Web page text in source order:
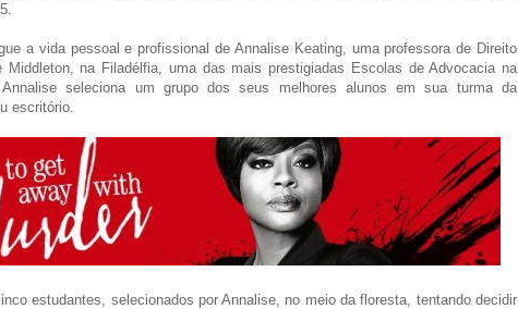
a vida pessoal e profissional de Annalise Keating, uma professora de Direito
Middleton, na Filadélfia, uma das mais prestigiadas Escolas de Advocacia na
seleciona um grupo dos seus melhores alunos em sua turma da
escritório.
estudantes, selecionados por Annalise, no meio da floresta, tentando decidir